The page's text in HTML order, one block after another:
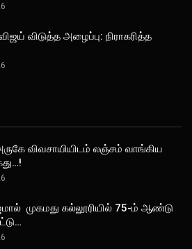
விடுத்த அழைப்பு: நிராகரித்த
அருகே விவசாயியிடம் லஞ்சம் வாங்கிய
ஜமால் முகமது கல்லூரியில் 75-ம் ஆண்டு